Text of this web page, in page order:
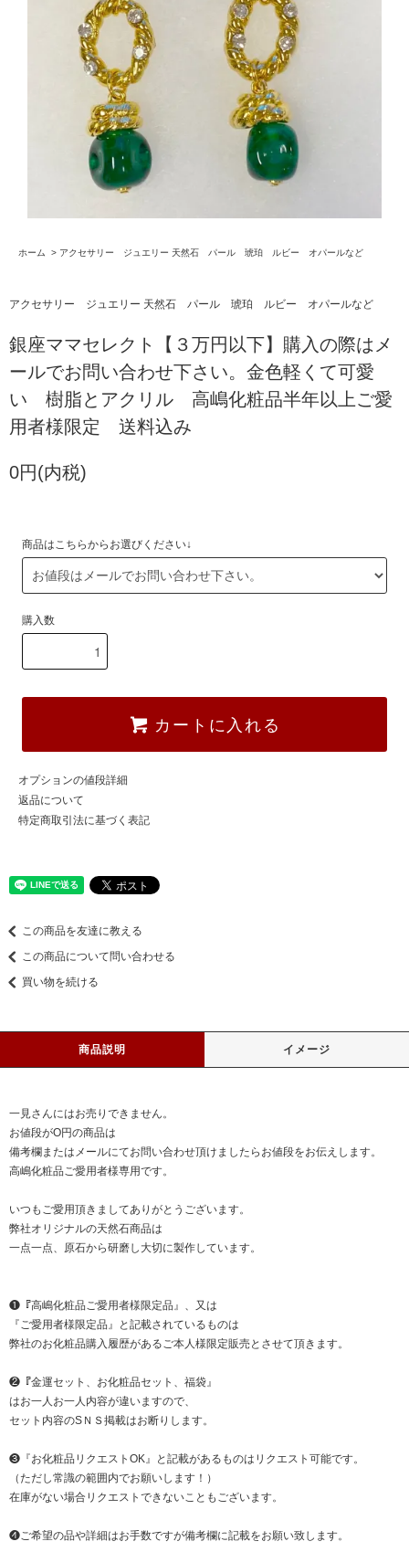
ホーム > アクセサリー ジュエリー 天然石 パール 琥珀 ルビー オパールなど
アクセサリー ジュエリー 天然石 パール 琥珀 ルビー オパールなど
銀座ママセレクト【３万円以下】購入の際はメ
ールでお問い合わせ下さい。金色軽くて可愛
い 樹脂とアクリル 高嶋化粧品半年以上ご愛
用者様限定 送料込み
0円(内税)
商品はこちらからお選びください↓
購入数
カートに入れる
オプションの値段詳細
返品について
特定商取引法に基づく表記
この商品を友達に教える
この商品について問い合わせる
買い物を続ける
商品説明 イメージ
一見さんにはお売りできません。
お値段がO円の商品は
備考欄またはメールにてお問い合わせ頂けましたらお値段をお伝えします。
高嶋化粧品ご愛用者様専用です。
いつもご愛用頂きましてありがとうございます。
弊社オリジナルの天然石商品は
一点一点、原石から研磨し大切に製作しています。
❶『高嶋化粧品ご愛用者様限定品』、又は
『ご愛用者様限定品』と記載されているものは
弊社のお化粧品購入履歴があるご本人様限定販売とさせて頂きます。
❷『金運セット、お化粧品セット、福袋』
はお一人お一人内容が違いますので、
セット内容のSＮＳ掲載はお断りします。
❸『お化粧品リクエストOK』と記載があるものはリクエスト可能です。
（ただし常識の範囲内でお願いします！）
在庫がない場合リクエストできないこともございます。
❹ご希望の品や詳細はお手数ですが備考欄に記載をお願い致します。